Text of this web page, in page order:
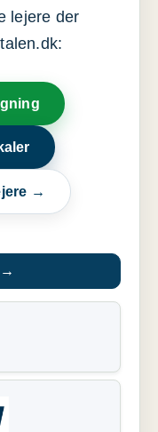
lejere der
→
→